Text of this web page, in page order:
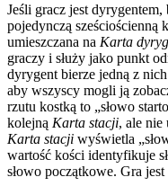
Jeśli gracz jest dyrygentem,
pojedynczą sześciościenną
umieszczana na Karta
graczy i służy jako punkt
dyrygent bierze jedną z nich
aby wszyscy mogli ją
rzutu kostką to „słowo
kolejną Karta stacji, ale
Karta stacji wyświetla
wartość kości identyfikuje
słowo początkowe. Gra